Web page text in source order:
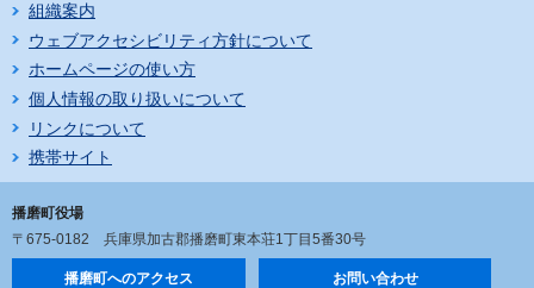
組織案内
ウェブアクセシビリティ方針について
ホームページの使い方
個人情報の取り扱いについて
リンクについて
携帯サイト
播磨町役場
〒675-0182 兵庫県加古郡播磨町東本荘1丁目5番30号
播磨町へのアクセス お問い合わせ